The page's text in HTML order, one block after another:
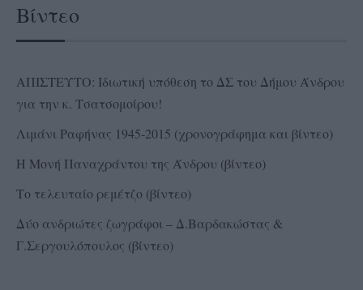
Βίντεο
ΑΠΙΣΤΕΥΤΟ: Ιδιωτική υπόθεση το ΔΣ του Δήμου Άνδρου
για την κ. Τσατσομοίρου!
Λιμάνι Ραφήνας 1945-2015 (χρονογράφημα και βίντεο)
Η Μονή Παναχράντου της Άνδρου (βίντεο)
Το τελευταίο ρεμέτζο (βίντεο)
Δύο ανδριώτες ζωγράφοι – Δ.Βαρδακώστας &
Γ.Σεργουλόπουλος (βίντεο)